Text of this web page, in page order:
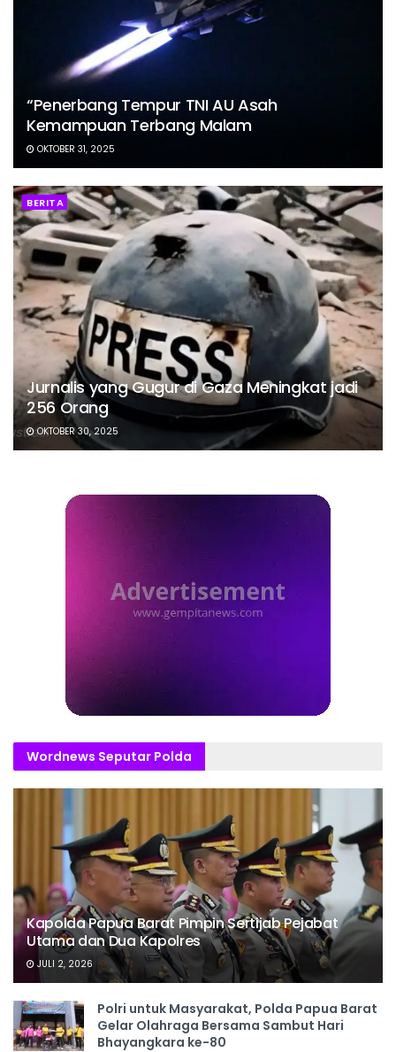
“Penerbang Tempur TNI AU Asah
Kemampuan Terbang Malam
OKTOBER 31, 2025
BERITA
Jurnalis yang Gugur di Gaza Meningkat jadi
256 Orang
OKTOBER 30, 2025
Wordnews Seputar Polda
Kapolda Papua Barat Pimpin Sertijab Pejabat
Utama dan Dua Kapolres
JULI 2, 2026
Polri untuk Masyarakat, Polda Papua Barat
Gelar Olahraga Bersama Sambut Hari
Bhayangkara ke-80